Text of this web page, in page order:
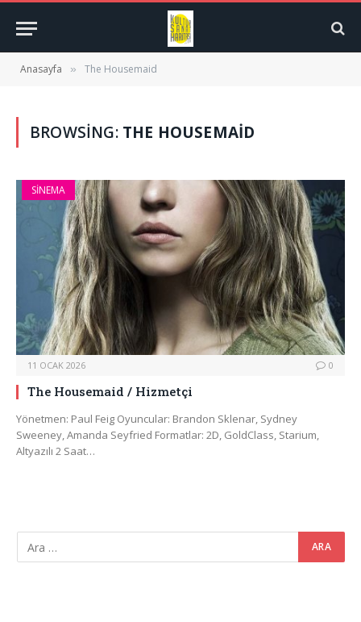
Anasayfa » The Housemaid
BROWSING: THE HOUSEMAID
SINEMA
11 OCAK 2026 0
The Housemaid / Hizmetçi
Yönetmen: Paul Feig Oyuncular: Brandon Sklenar, Sydney
Sweeney, Amanda Seyfried Formatlar: 2D, GoldClass, Starium,
Altyazılı 2 Saat…